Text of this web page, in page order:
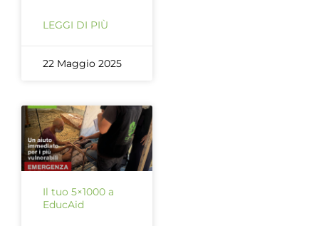
LEGGI DI PIÙ
22 Maggio 2025
Il tuo 5×1000 a
EducAid